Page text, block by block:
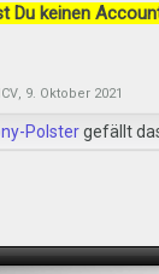
Du keinen
, 9. Oktober 2021
Polstergefällt